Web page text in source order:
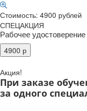
Стоимость: 4900 рублей
СПЕЦАКЦИЯ
Рабочее
Акция!
При заказе
за одного